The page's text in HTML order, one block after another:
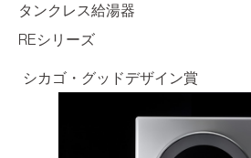
タンクレス給湯器
REシリーズ
シカゴ・グッドデザイン賞